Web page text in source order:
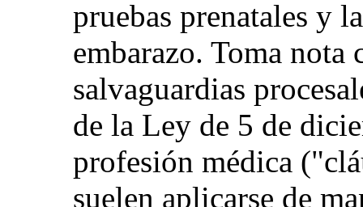
pruebas prenatales y
embarazo. Toma nota
salvaguardias
de la Ley de 5 de
profesión médica
suelen aplicarse de